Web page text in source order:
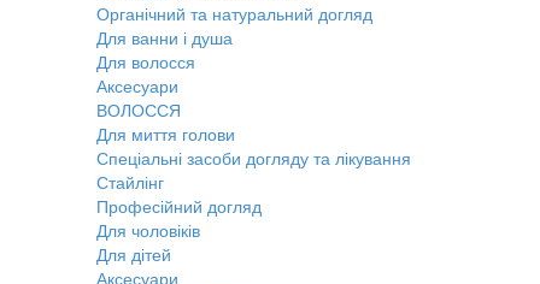
Органічний та натуральний догляд
Для ванни і душа
Для волосся
Аксесуари
ВОЛОССЯ
Для миття голови
Спеціальні засоби догляду та лікування
Стайлінг
Професійний догляд
Для чоловіків
Для дітей
Аксесуари